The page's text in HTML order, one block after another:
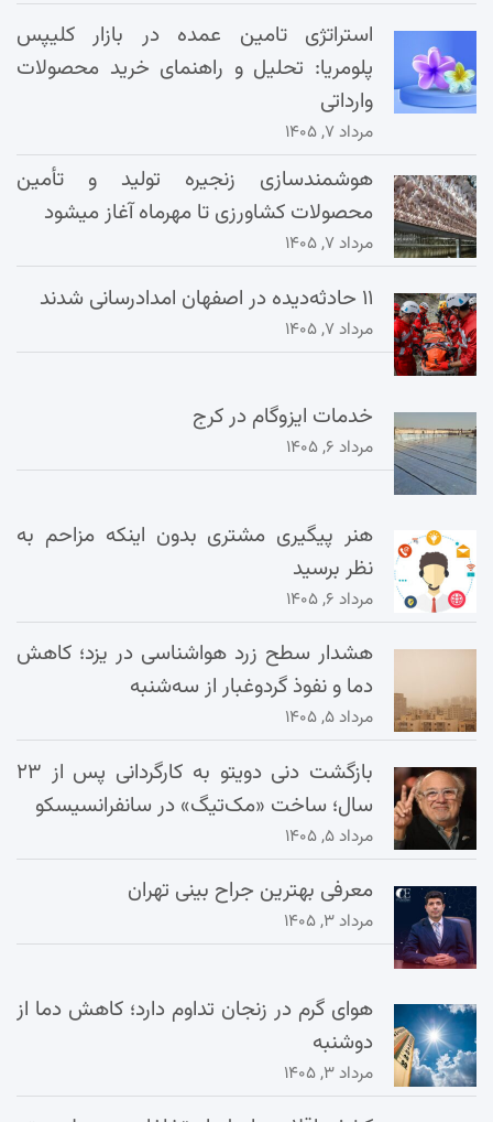
استراتژی تامین عمده در بازار کلیپس
پلومریا: تحلیل و راهنمای خرید محصولات
وارداتی
مرداد ۷, ۱۴۰۵
هوشمندسازی زنجیره تولید و تأمین
محصولات کشاورزی تا مهرماه آغاز میشود
مرداد ۷, ۱۴۰۵
۱۱ حادثه‌دیده در اصفهان امدادرسانی شدند
مرداد ۷, ۱۴۰۵
خدمات ایزوگام در کرج
مرداد ۶, ۱۴۰۵
هنر پیگیری مشتری بدون اینکه مزاحم به
نظر برسید
مرداد ۶, ۱۴۰۵
هشدار سطح زرد هواشناسی در یزد؛ کاهش
دما و نفوذ گردوغبار از سه‌شنبه
مرداد ۵, ۱۴۰۵
بازگشت دنی دویتو به کارگردانی پس از ۲۳
سال؛ ساخت «مک‌تیگ» در سانفرانسیسکو
مرداد ۵, ۱۴۰۵
معرفی بهترین جراح بینی تهران
مرداد ۳, ۱۴۰۵
هوای گرم در زنجان تداوم دارد؛ کاهش دما از
دوشنبه
مرداد ۳, ۱۴۰۵